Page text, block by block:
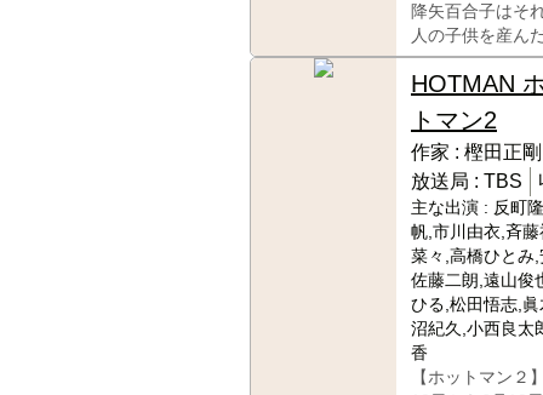
降矢百合子はそ
人の子供を産ん
HOTMAN
トマン2
作家 : 樫田正剛
放送局 : TBS
主な出演 : 反町
帆,市川由衣,斉
菜々,高橋ひとみ
佐藤二朗,遠山俊
ひる,松田悟志,
沼紀久,小西良太
香
【ホットマン２